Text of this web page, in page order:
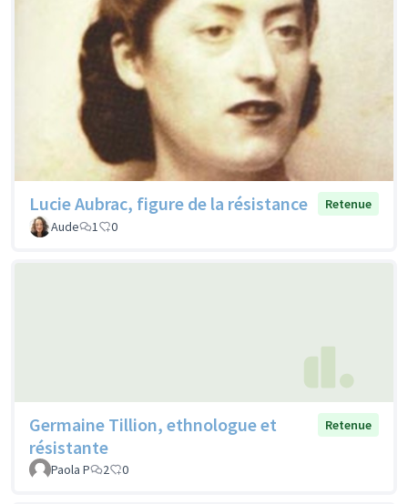
Lucie Aubrac, figure de la résistance
Retenue
Aude
1 0
Germaine Tillion, ethnologue et
résistante
Retenue
Paola P 2 0